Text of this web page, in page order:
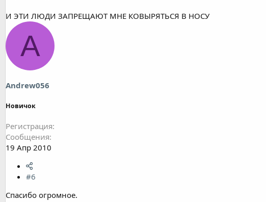
И ЭТИ ЛЮДИ ЗАПРЕЩАЮТ МНЕ КОВЫРЯТЬСЯ В НОСУ
A
Andrew056
Новичок
Регистрация
Сообщения
19 Апр 2010
#6
Спасибо огромное.